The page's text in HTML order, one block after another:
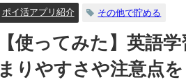
ポイ活アプリ紹介 その他で貯める
【使ってみた】英語
まりやすさや注意点